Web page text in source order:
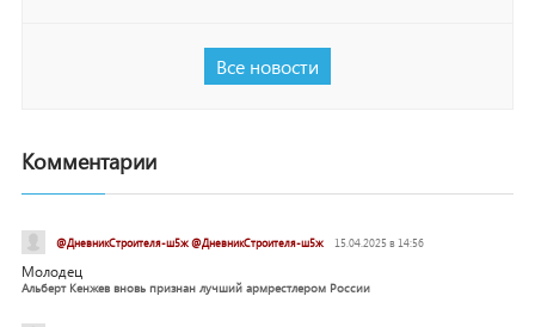
Все новости
Комментарии
@ДневникСтроителя-ш5ж @ДневникСтроителя-ш5ж 15.04.2025 в 14:56
Молодец
Альберт Кенжев вновь признан лучший армрестлером России